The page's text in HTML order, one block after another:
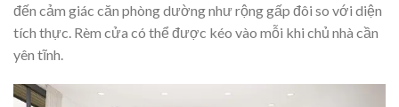
đến cảm giác căn phòng dường như rộng gấp đôi so với diện
tích thực. Rèm cửa có thể được kéo vào mỗi khi chủ nhà cần
yên tĩnh.